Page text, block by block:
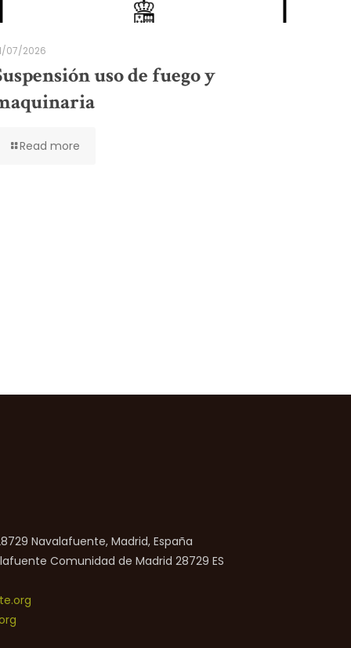
07/2026
uso de fuego y
Read more
Navalafuente, Madrid, España
Comunidad de Madrid 28729 ES